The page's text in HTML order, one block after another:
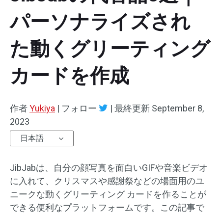
アスペクト比
速度変更/リバース
トリミング/スプリット/クロップ
テキスト/エレメント
動画エフェクト
動画色調整
回転/反転
バッチ処理
動画変換ツール
オンライン動画ダウンロード ツール
パーソナライズされ
た動くグリーティング
カードを作成
作者Yukiya | フォロー | 最終更新 September 8,
2023
日本語
JibJabは、自分の顔写真を面白いGIFや音楽ビデオ
に入れて、クリスマスや感謝祭などの場面用のユ
ニークな動くグリーティング カードを作ることが
できる便利なプラットフォームです。この記事で